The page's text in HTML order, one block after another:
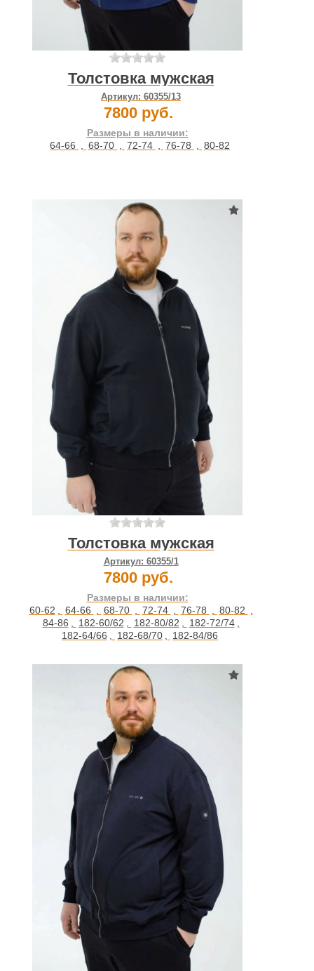
Толстовка мужская
Артикул: 60355/13
7800 руб.
Размеры в наличии:
64-66 , 68-70 , 72-74 , 76-78 , 80-82
Толстовка мужская
Артикул: 60355/1
7800 руб.
Размеры в наличии:
60-62 , 64-66 , 68-70 , 72-74 , 76-78 , 80-82 ,
84-86 , 182-60/62 , 182-80/82 , 182-72/74 ,
182-64/66 , 182-68/70 , 182-84/86